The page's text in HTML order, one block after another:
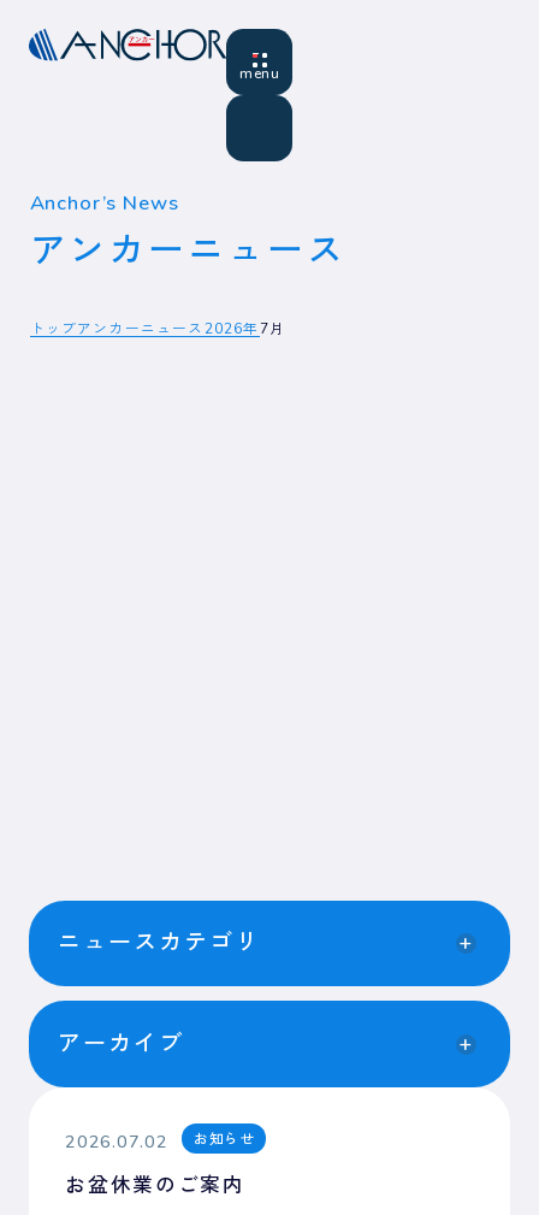
Anchor’s News
アンカーニュース
トップアンカーニュース 2026年7月
2026.07.02 お知らせ
お盆休業のご案内
ニュースカテゴリ
アーカイブ